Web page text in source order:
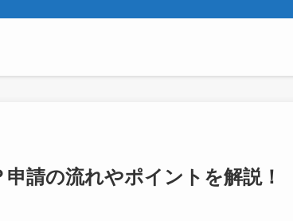
請の流れやポイントを解説！